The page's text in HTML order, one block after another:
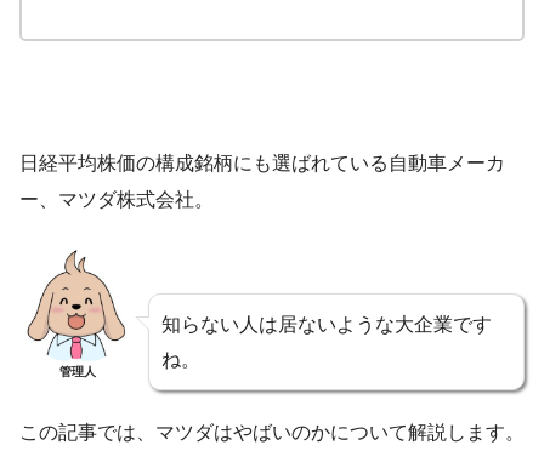
日経平均株価の構成銘柄にも選ばれている自動車メーカ
ー、マツダ株式会社。
管理人
知らない人は居ないような大企業です
ね。
この記事では、マツダはやばいのかについて解説します。